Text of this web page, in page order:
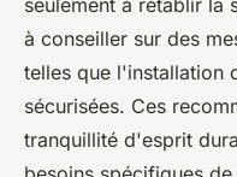
à conseiller sur des
telles que l'installation
sécurisées. Ces
tranquillité d'esprit